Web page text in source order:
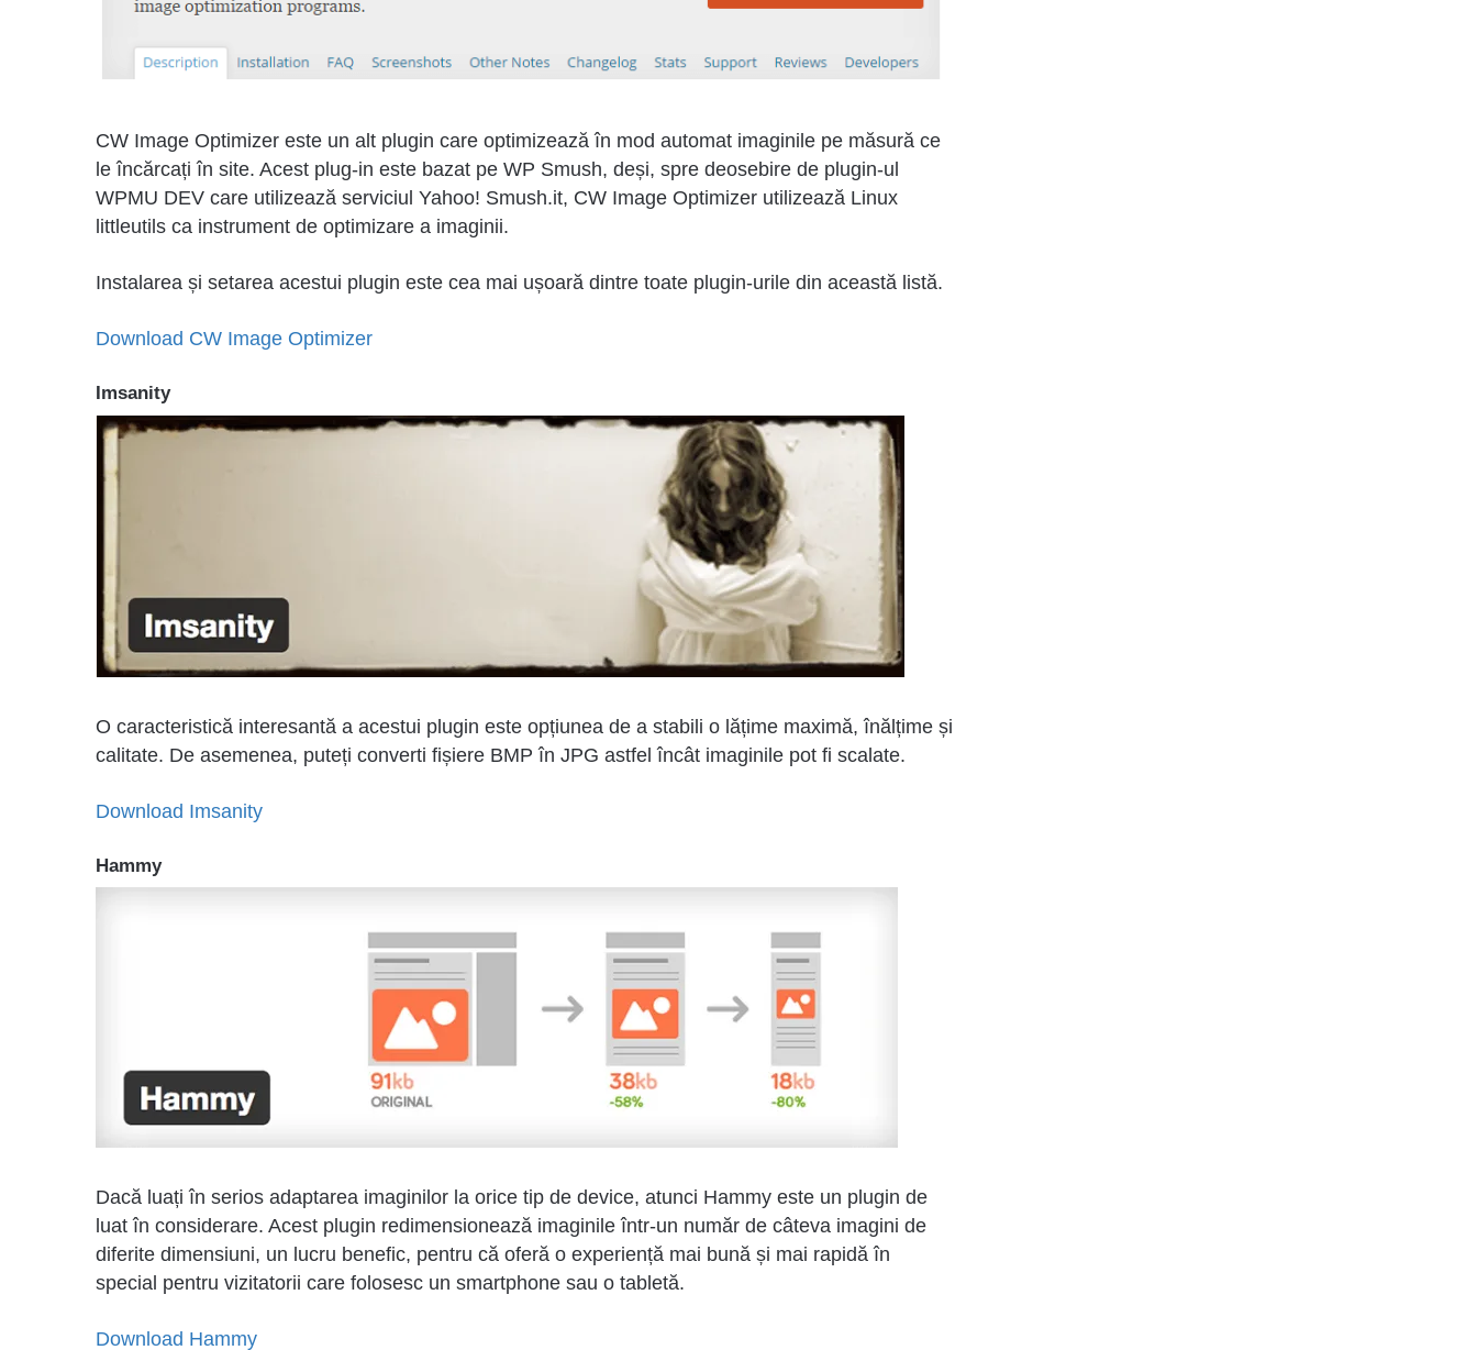
CW Image Optimizer este un alt plugin care optimizează în mod automat imaginile pe măsură ce
le încărcați în site. Acest plug-in este bazat pe WP Smush, deși, spre deosebire de plugin-ul
WPMU DEV care utilizează serviciul Yahoo! Smush.it, CW Image Optimizer utilizează Linux
littleutils ca instrument de optimizare a imaginii.
Instalarea și setarea acestui plugin este cea mai ușoară dintre toate plugin-urile din această listă.
Download CW Image Optimizer
Imsanity
O caracteristică interesantă a acestui plugin este opțiunea de a stabili o lățime maximă, înălțime și
calitate. De asemenea, puteți converti fișiere BMP în JPG astfel încât imaginile pot fi scalate.
Download Imsanity
Hammy
Dacă luați în serios adaptarea imaginilor la orice tip de device, atunci Hammy este un plugin de
luat în considerare. Acest plugin redimensionează imaginile într-un număr de câteva imagini de
diferite dimensiuni, un lucru benefic, pentru că oferă o experiență mai bună și mai rapidă în
special pentru vizitatorii care folosesc un smartphone sau o tabletă.
Download Hammy